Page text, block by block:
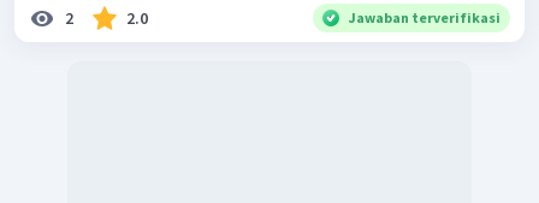
2 2.0 Jawaban terverifikasi